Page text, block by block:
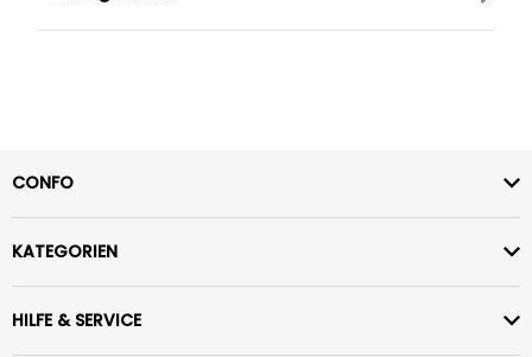
CONFO
KATEGORIEN
HILFE & SERVICE